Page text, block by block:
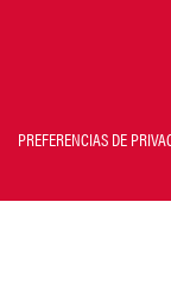
PREFERENCIAS DE